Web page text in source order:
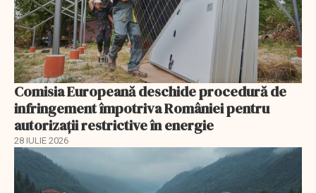
Comisia Europeană deschide procedură de
infringement împotriva României pentru
autorizații restrictive în energie
28 IULIE 2026
EXCLUSIV